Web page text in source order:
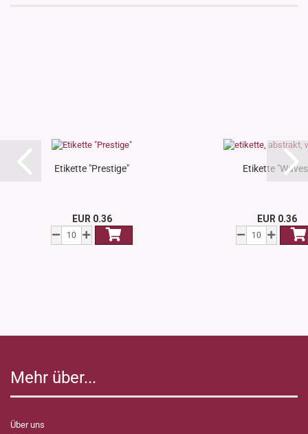
Etikette "Prestige"
EUR 0.36
Etikette
EUR 0.36
Mehr über...
Über uns